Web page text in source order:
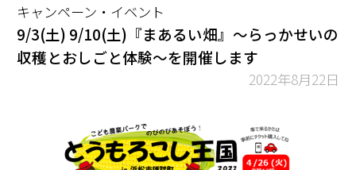
キャンペーン・イベント
9/3(土) 9/10(土)『まあるい畑』～らっかせいの
収穫とおしごと体験～を開催します
2022年8月22日